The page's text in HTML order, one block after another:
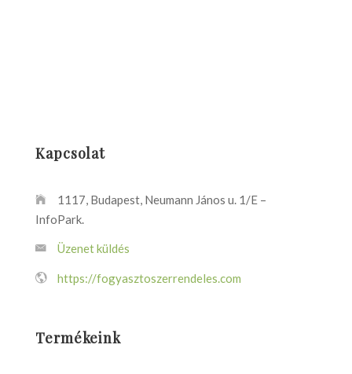
Kapcsolat
1117, Budapest, Neumann János u. 1/E –
InfoPark.
Üzenet küldés
https://fogyasztoszerrendeles.com
Termékeink